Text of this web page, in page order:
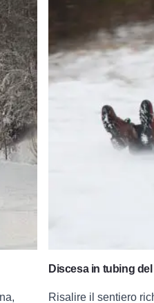
Discesa in tubing
Risalire il sentiero